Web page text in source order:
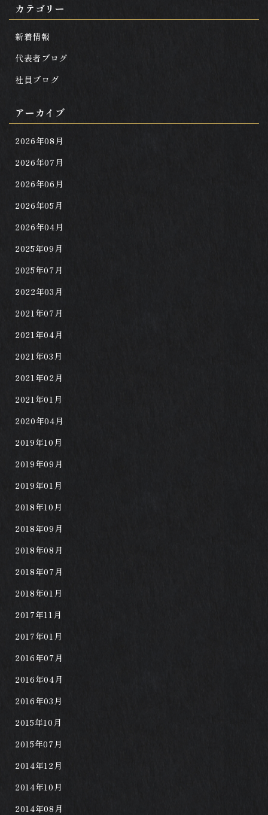
カテゴリー
新着情報
代表者ブログ
社員ブログ
アーカイブ
2026年08月
2026年07月
2026年06月
2026年05月
2026年04月
2025年09月
2025年07月
2022年03月
2021年07月
2021年04月
2021年03月
2021年02月
2021年01月
2020年04月
2019年10月
2019年09月
2019年01月
2018年10月
2018年09月
2018年08月
2018年07月
2018年01月
2017年11月
2017年01月
2016年07月
2016年04月
2016年03月
2015年10月
2015年07月
2014年12月
2014年10月
2014年08月